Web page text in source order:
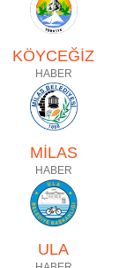
KÖYCEĞİZ
HABER
MİLAS
HABER
ULA